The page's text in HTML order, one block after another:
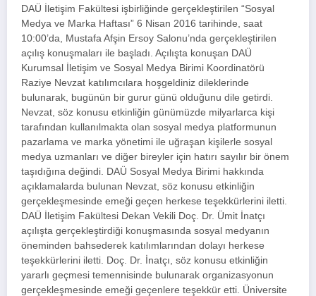
DAÜ İletişim Fakültesi işbirliğinde gerçekleştirilen “Sosyal
Medya ve Marka Haftası” 6 Nisan 2016 tarihinde, saat
10:00’da, Mustafa Afşin Ersoy Salonu’nda gerçekleştirilen
açılış konuşmaları ile başladı. Açılışta konuşan DAÜ
Kurumsal İletişim ve Sosyal Medya Birimi Koordinatörü
Raziye Nevzat katılımcılara hoşgeldiniz dileklerinde
bulunarak, bugünün bir gurur günü olduğunu dile getirdi.
Nevzat, söz konusu etkinliğin günümüzde milyarlarca kişi
tarafından kullanılmakta olan sosyal medya platformunun
pazarlama ve marka yönetimi ile uğraşan kişilerle sosyal
medya uzmanları ve diğer bireyler için hatırı sayılır bir önem
taşıdığına değindi. DAÜ Sosyal Medya Birimi hakkında
açıklamalarda bulunan Nevzat, söz konusu etkinliğin
gerçekleşmesinde emeği geçen herkese teşekkürlerini iletti.
DAÜ İletişim Fakültesi Dekan Vekili Doç. Dr. Ümit İnatçı
açılışta gerçekleştirdiği konuşmasında sosyal medyanın
öneminden bahsederek katılımlarından dolayı herkese
teşekkürlerini iletti. Doç. Dr. İnatçı, söz konusu etkinliğin
yararlı geçmesi temennisinde bulunarak organizasyonun
gerçekleşmesinde emeği geçenlere teşekkür etti. Üniversite